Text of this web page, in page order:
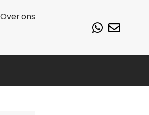
Over ons